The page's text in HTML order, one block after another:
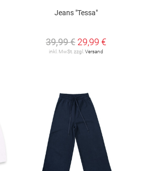
Jeans "Tessa"
39,99 € 29,99 €
inkl. MwSt. zzgl. Versand